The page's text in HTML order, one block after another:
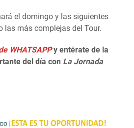
el domingo y las siguientes
las más complejas del Tour.
WHATSAPPy entérate de la
del día con La Jornada